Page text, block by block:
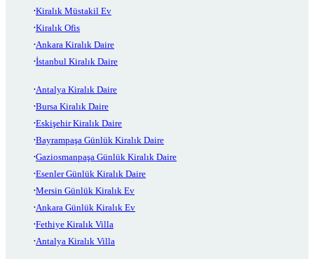
Kiralık Müstakil Ev
Kiralık Ofis
Ankara Kiralık Daire
İstanbul Kiralık Daire
Antalya Kiralık Daire
Bursa Kiralık Daire
Eskişehir Kiralık Daire
Bayrampaşa Günlük Kiralık Daire
Gaziosmanpaşa Günlük Kiralık Daire
Esenler Günlük Kiralık Daire
Mersin Günlük Kiralık Ev
Ankara Günlük Kiralık Ev
Fethiye Kiralık Villa
Antalya Kiralık Villa